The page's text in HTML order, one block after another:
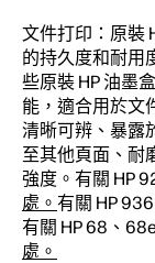
文件打印：原裝
的持久度和耐用
些原裝 HP 油墨
能，適合用於文
清晰可辨、暴露
至其他頁面、耐
強度。有關 HP
處。 有關 HP
有關 HP 68、
處。